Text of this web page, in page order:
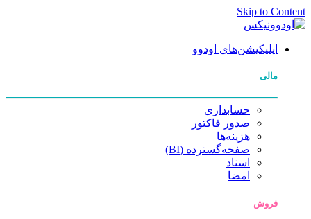
Skip to Content
اپلیکیشن‌های اودوو
مالی
حسابداری
صدور فاکتور
هزینه‌ها
صفحه‌گسترده (BI)
اسناد
امضا
فروش